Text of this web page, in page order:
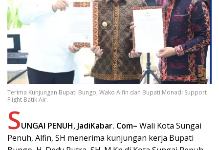
Terima Kunjungan Bupati Bungo, Wako Alfin dan Bupati Monadi Support
Flight Batik Air.
SUNGAI PENUH, JadiKabar. Com– Wali Kota Sungai
Penuh, Alfin, SH menerima kunjungan kerja Bupati